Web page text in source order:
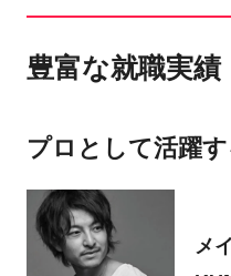
豊富な就職実績
プロとして活躍
メ